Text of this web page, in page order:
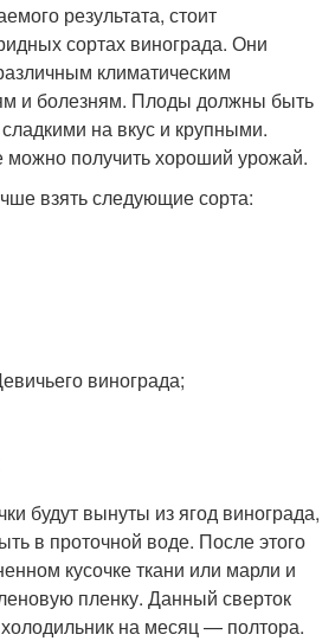
результата, стоит
сортах винограда. Они
климатическим
и болезням. Плоды должны быть
на вкус и крупными.
можно получить хороший урожай.
взять следующие сорта:
винограда;
будут вынуты из ягод винограда,
в проточной воде. После этого
кусочке ткани или марли и
пленку. Данный сверток
на месяц — полтора.